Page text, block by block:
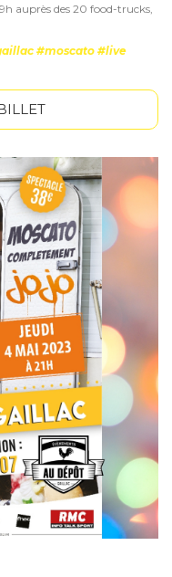
auprès des 20 food-trucks,
#moscato #live